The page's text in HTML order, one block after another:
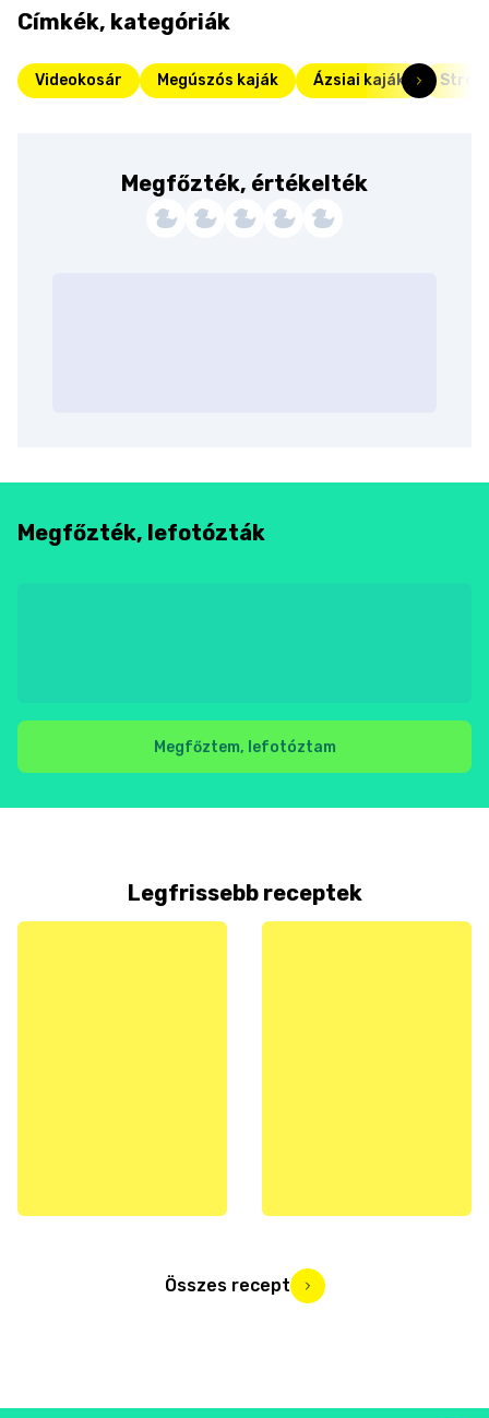
Címkék, kategóriák
Videokosár Megúszós kaják Ázsiai kaják
Megfőzték, értékelték
Megfőzték, lefotózták
Megfőztem, lefotóztam
Legfrissebb receptek
Összes recept